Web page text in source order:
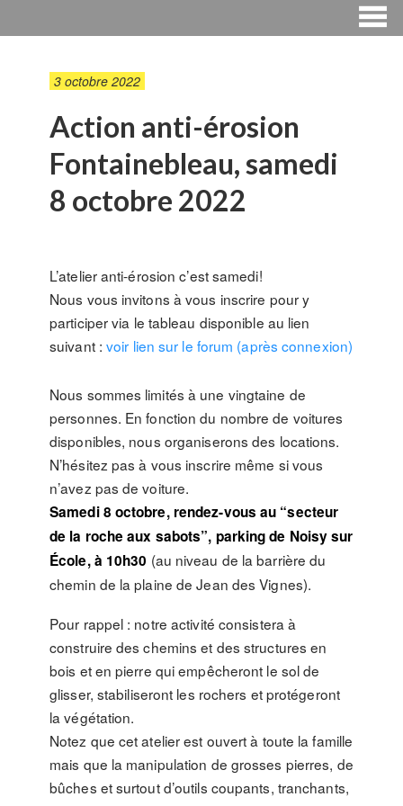
3 octobre 2022
Action anti-érosion
Fontainebleau, samedi
8 octobre 2022
L’atelier anti-érosion c’est samedi!
Nous vous invitons à vous inscrire pour y
participer via le tableau disponible au lien
suivant : voir lien sur le forum (après connexion)
Nous sommes limités à une vingtaine de
personnes. En fonction du nombre de voitures
disponibles, nous organiserons des locations.
N’hésitez pas à vous inscrire même si vous
n’avez pas de voiture.
Samedi 8 octobre, rendez-vous au “secteur
de la roche aux sabots”, parking de Noisy sur
École, à 10h30 (au niveau de la barrière du
chemin de la plaine de Jean des Vignes).
Pour rappel : notre activité consistera à
construire des chemins et des structures en
bois et en pierre qui empêcheront le sol de
glisser, stabiliseront les rochers et protégeront
la végétation.
Notez que cet atelier est ouvert à toute la famille
mais que la manipulation de grosses pierres, de
bûches et surtout d’outils coupants, tranchants,